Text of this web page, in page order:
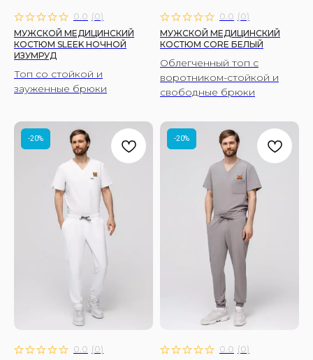
0.0 (0)
МУЖСКОЙ МЕДИЦИНСКИЙ
КОСТЮМ SLEEK НОЧНОЙ
ИЗУМРУД
Топ со стойкой и
зауженные брюки
0.0 (0)
МУЖСКОЙ МЕДИЦИНСКИЙ
КОСТЮМ CORE БЕЛЫЙ
Облегченный топ с
воротником-стойкой и
свободные брюки
-20%
0.0 (0)
-20%
0.0 (0)